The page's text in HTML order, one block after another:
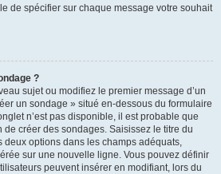
de spécifier sur chaque message votre souhait
?
sujet ou modifiez le premier message d’un
un sondage » situé en-dessous du formulaire
n’est pas disponible, il est probable que
de créer des sondages. Saisissez le titre du
options dans les champs adéquats,
sur une nouvelle ligne. Vous pouvez définir
peuvent insérer en modifiant, lors du